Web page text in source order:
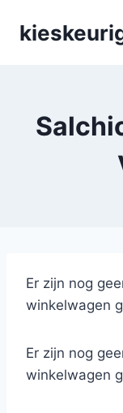
Er zijn nog
winkelwagen
Er zijn nog
winkelwagen